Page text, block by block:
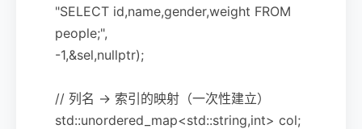
"SELECT id,name,gender,weight FROM
people;",
-1,&sel,nullptr);
// 列名 -> 索引的映射（一次性建立）
std::unordered_map<std::string,int> col;